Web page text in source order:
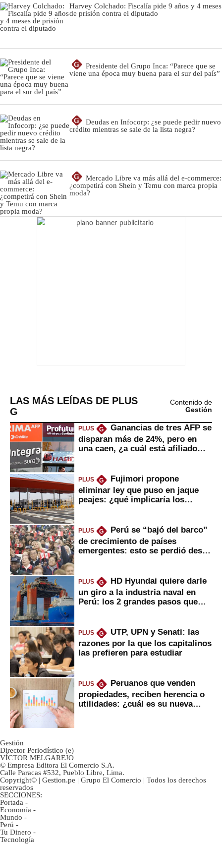
Harvey Colchado: Fiscalía pide 9 años y 4 meses
de prisión contra el diputado
G
Presidente del Grupo Inca: “Parece que se
viene una época muy buena para el sur del país”
G
Deudas en Infocorp: ¿se puede pedir nuevo
crédito mientras se sale de la lista negra?
G
Mercado Libre va más allá del e-commerce:
¿competirá con Shein y Temu con marca propia
moda?
LAS MÁS LEÍDAS DE PLUS
G
Contenido de
Gestión
PLUS G
Ganancias de tres AFP se
disparan más de 24%, pero en
una caen, ¿a cuál está afiliado
PLUS G
Fujimori propone
eliminar ley que puso en jaque
peajes: ¿qué implicaría los
PLUS G
Perú se “bajó del barco”
de crecimiento de países
emergentes: esto se perdió desde
PLUS G
HD Hyundai quiere darle
un giro a la industria naval en
Perú: los 2 grandes pasos que
PLUS G
UTP, UPN y Senati: las
razones por la que los capitalinos
las prefieren para estudiar
PLUS G
Peruanos que venden
propiedades, reciben herencia o
utilidades: ¿cuál es su nueva
Gestión
Director Periodístico (e)
VÍCTOR MELGAREJO
© Empresa Editora El Comercio S.A.
Calle Paracas #532, Pueblo Libre, Lima.
Copyright© | Gestion.pe | Grupo El Comercio | Todos los derechos
reservados
SECCIONES:
Portada -
Economía -
Mundo -
Perú -
Tu Dinero -
Tecnología